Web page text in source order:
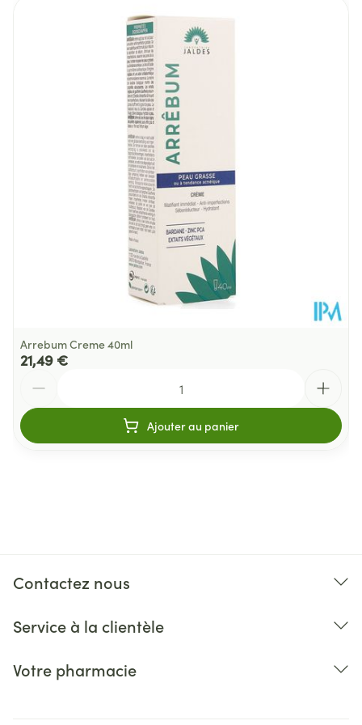
Température ambiante (15°C -
25°C)
Arrebum Creme 40ml
21,49 €
Ajouter au panier
Contactez nous
Service à la clientèle
Votre pharmacie